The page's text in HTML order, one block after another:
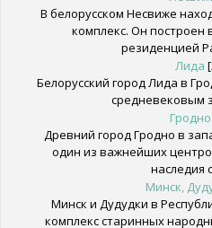
В белорусском Несвиже
комплекс. Он построен
резиденцией
Лида
Белорусский город Лида в
средневековым
Гродно
Древний город Гродно в
один из важнейших
наследия
Минск,
Минск и Дудудки в
комплекс старинных